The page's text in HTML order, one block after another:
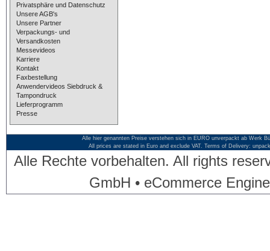
Privatsphäre und Datenschutz
Unsere AGB's
Unsere Partner
Verpackungs- und
Versandkosten
Messevideos
Karriere
Kontakt
Faxbestellung
Anwendervideos Siebdruck &
Tampondruck
Lieferprogramm
Presse
Alle hier genannten Preise verstehen sich in EURO unverpackt ab Werk
All prices are stated in Euro and exclude VAT. Terms of Delivery:
Alle Rechte vorbehalten. All rights
GmbH • eCommerce